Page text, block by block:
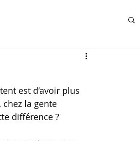
est d’avoir plus
la gente
différence ?